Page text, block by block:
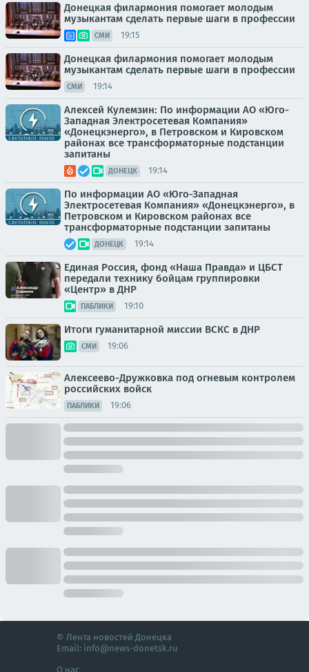
Донецкая филармония помогает молодым
музыкантам сделать первые шаги в профессии
СМИ 19:15
Донецкая филармония помогает молодым
музыкантам сделать первые шаги в профессии
СМИ 19:14
Алексей Кулемзин: По информации АО «Юго-
Западная Электросетевая Компания»
«Донецкэнерго», в Петровском и Кировском
районах все трансформаторные подстанции
запитаны
ДОНЕЦК 19:14
По информации АО «Юго-Западная
Электросетевая Компания» «Донецкэнерго», в
Петровском и Кировском районах все
трансформаторные подстанции запитаны
ДОНЕЦК 19:14
Единая Россия, фонд «Наша Правда» и ЦБСТ
передали технику бойцам группировки
«Центр» в ДНР
ПАБЛИКИ 19:10
Итоги гуманитарной миссии ВСКС в ДНР
СМИ 19:06
Алексеево-Дружковка под огневым контролем
российских войск
ПАБЛИКИ 19:06
© Лента новостей Донецка
Email: info@news-donetsk.ru
О нас